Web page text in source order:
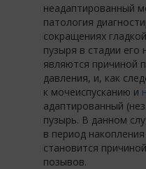
неадаптированный
патология
сокращениях
пузыря в стадии
являются причиной
давления, и, как
к мочеиспусканию и
адаптированный
пузырь. В данном
в период
становится
позывов.